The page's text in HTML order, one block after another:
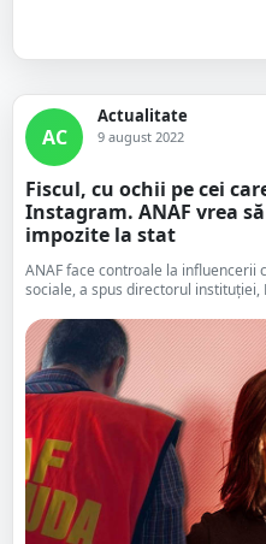
AC
Actualitate
9 august 2022
Fiscul, cu ochii pe cei
Instagram. ANAF vrea
impozite la stat
ANAF face controale la influencerii
sociale, a spus directorul instituției,